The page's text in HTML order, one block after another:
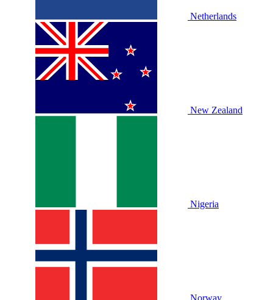
Netherlands
New Zealand
Nigeria
Norway